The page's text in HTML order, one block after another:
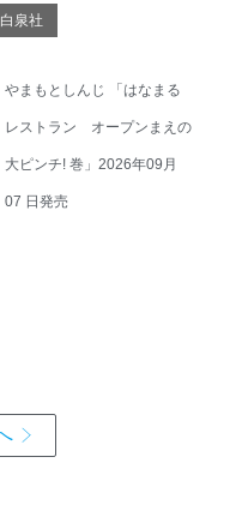
白泉社
やまもとしんじ 「はなまる
レストラン オープンまえの
大ピンチ! 巻」2026年09月
07 日発売